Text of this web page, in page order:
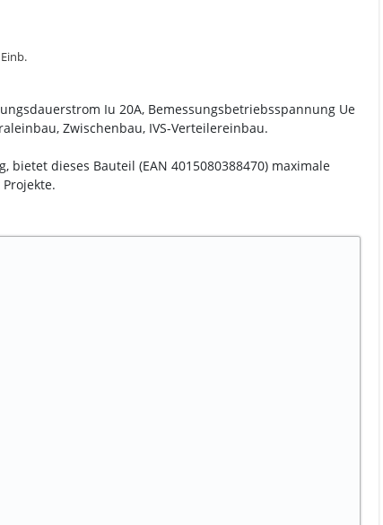
Iu 20A, Bemessungsbetriebsspannung Ue
Zwischenbau, IVS-Verteilereinbau.
dieses Bauteil (EAN 4015080388470) maximale